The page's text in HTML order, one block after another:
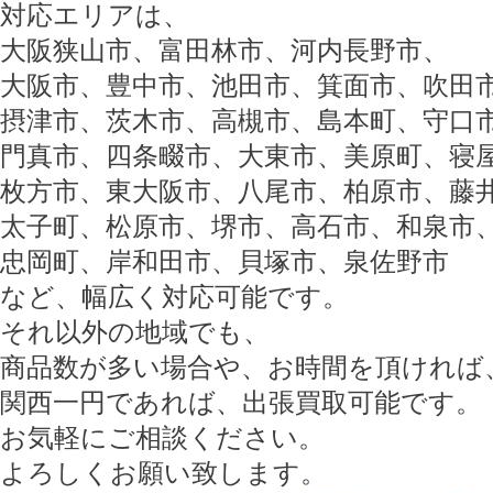
対応エリアは、
大阪狭山市、富田林市、河内長野市、
大阪市、豊中市、池田市、箕面市、吹田
摂津市、茨木市、高槻市、島本町、守口
門真市、四条畷市、大東市、美原町、寝
枚方市、東大阪市、八尾市、柏原市、藤
太子町、松原市、堺市、高石市、和泉市
忠岡町、岸和田市、貝塚市、泉佐野市
など、幅広く対応可能です。
それ以外の地域でも、
商品数が多い場合や、お時間を頂ければ
関西一円であれば、出張買取可能です。
お気軽にご相談ください。
よろしくお願い致します。